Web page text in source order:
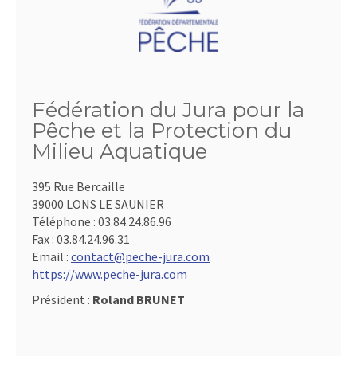
Fédération du Jura pour la
Pêche et la Protection du
Milieu Aquatique
395 Rue Bercaille
39000 LONS LE SAUNIER
Téléphone : 03.84.24.86.96
Fax : 03.84.24.96.31
Email : contact@peche-jura.com
https://www.peche-jura.com
Président : Roland BRUNET